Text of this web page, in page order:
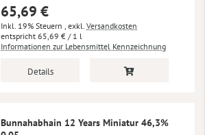
65,69 €
Inkl. 19% Steuern , exkl. Versandkosten
65,69 € / 1 l
Informationen zur Lebensmittel Kennzeichnung
Details
Bunnahabhain 12 Years Miniatur 46,3%